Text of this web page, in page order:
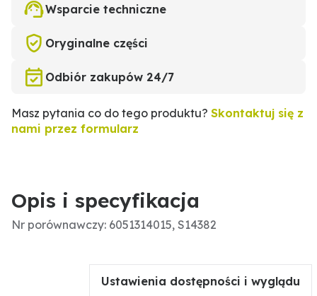
Wsparcie techniczne
Oryginalne części
Odbiór zakupów 24/7
Masz pytania co do tego produktu? Skontaktuj się z
nami przez formularz
Opis i specyfikacja
Nr porównawczy: 6051314015, S14382
Ustawienia dostępności i wyglądu